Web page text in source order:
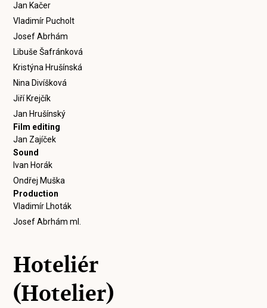
Jan Kačer
Vladimír Pucholt
Josef Abrhám
Libuše Šafránková
Kristýna Hrušínská
Nina Divíšková
Jiří Krejčík
Jan Hrušínský
Film editing
Jan Zajíček
Sound
Ivan Horák
Ondřej Muška
Production
Vladimír Lhoták
Josef Abrhám ml.
Hoteliér
(Hotelier)